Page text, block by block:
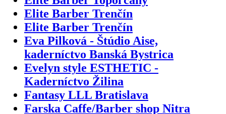
Elite Barber Trenčín
Elite Barber Trenčín
Eva Pilková - Štúdio Aise,
kaderníctvo Banská Bystrica
Evelyn style ESTHETIC -
Kaderníctvo Žilina
Fantasy LLL Bratislava
Farska Caffe/Barber shop Nitra